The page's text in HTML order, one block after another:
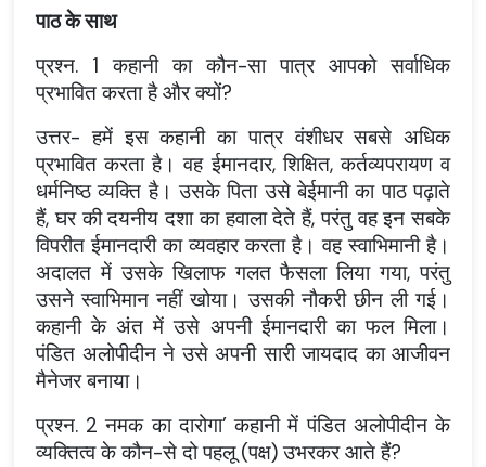
पाठ के साथ
प्रश्न. 1 कहानी का कौन-सा पात्र आपको सर्वाधिक
प्रभावित करता है और क्यों?
उत्तर- हमें इस कहानी का पात्र वंशीधर सबसे अधिक
प्रभावित करता है। वह ईमानदार, शिक्षित, कर्तव्यपरायण व
धर्मनिष्ठ व्यक्ति है। उसके पिता उसे बेईमानी का पाठ पढ़ाते
हैं, घर की दयनीय दशा का हवाला देते हैं, परंतु वह इन सबके
विपरीत ईमानदारी का व्यवहार करता है। वह स्वाभिमानी है।
अदालत में उसके खिलाफ गलत फैसला लिया गया, परंतु
उसने स्वाभिमान नहीं खोया। उसकी नौकरी छीन ली गई।
कहानी के अंत में उसे अपनी ईमानदारी का फल मिला।
पंडित अलोपीदीन ने उसे अपनी सारी जायदाद का आजीवन
मैनेजर बनाया।
प्रश्न. 2 नमक का दारोगा’ कहानी में पंडित अलोपीदीन के
व्यक्तित्व के कौन-से दो पहलू (पक्ष) उभरकर आते हैं?